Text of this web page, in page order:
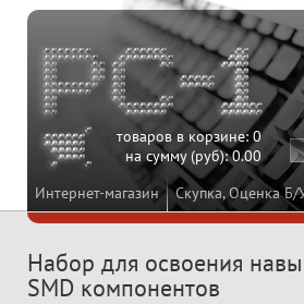
Интернет-магазин Скупка, Оценка Б/
товаров в корзине:0
на сумму (руб):0.00
Набор для освоения
SMD компонентов